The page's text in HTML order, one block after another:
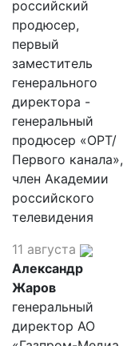
российский
продюсер,
первый
заместитель
генерального
директора -
генеральный
продюсер «ОРТ/
Первого канала»,
член Академии
российского
телевидения
11 августа
Александр
Жаров
генеральный
директор АО